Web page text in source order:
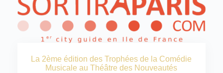
La 2ème édition des Trophées de la Comédie
Musicale au Théâtre des Nouveautés